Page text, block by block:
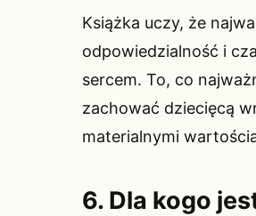
Książka uczy, że
odpowiedzialność i
sercem. To, co
zachować dziecięcą
materialnymi
6. Dla kogo